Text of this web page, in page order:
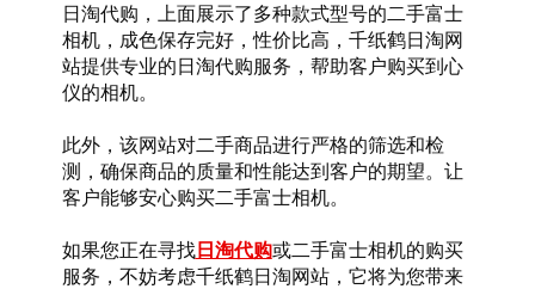
日淘代购，上面展示了多种款式型号的二手富士
相机，成色保存完好，性价比高，千纸鹤日淘网
站提供专业的日淘代购服务，帮助客户购买到心
仪的相机。
此外，该网站对二手商品进行严格的筛选和检
测，确保商品的质量和性能达到客户的期望。让
客户能够安心购买二手富士相机。
如果您正在寻找日淘代购或二手富士相机的购买
服务，不妨考虑千纸鹤日淘网站，它将为您带来